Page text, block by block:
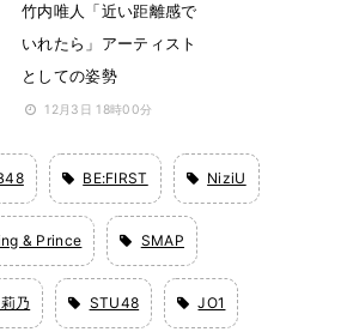
竹内唯人「近い距離感で
いれたら」アーティスト
としての姿勢
12月3日 18時00分
BE:FIRST NiziU
& Prince SMAP
乃 STU48 JO1